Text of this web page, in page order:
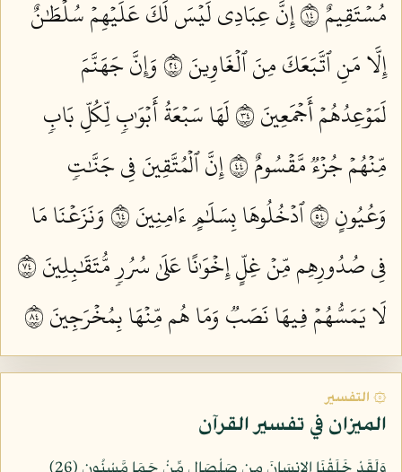
مُسۡتَقِيمٌ ٤١
إِنَّ عِبَادِي لَيۡسَ لَكَ عَلَيۡهِمۡ سُلۡطَٰنٌ
إِلَّا مَنِ ٱتَّبَعَكَ مِنَ ٱلۡغَاوِينَ ٤٢
وَإِنَّ جَهَنَّمَ
لَمَوۡعِدُهُمۡ أَجۡمَعِينَ ٤٣
لَهَا سَبۡعَةُ أَبۡوَٰبٖ لِّكُلِّ بَابٖ
مِّنۡهُمۡ جُزۡءٞ مَّقۡسُومٌ ٤٤
إِنَّ ٱلۡمُتَّقِينَ فِي جَنَّٰتٖ
وَعُيُونٍ ٤٥
ٱدۡخُلُوهَا بِسَلَٰمٍ ءَامِنِينَ ٤٦
وَنَزَعۡنَا مَا
فِي صُدُورِهِم مِّنۡ غِلٍّ إِخۡوَٰنًا عَلَىٰ سُرُرٖ مُّتَقَٰبِلِينَ ٤٧
لَا يَمَسُّهُمۡ فِيهَا نَصَبٞ وَمَا هُم مِّنۡهَا بِمُخۡرَجِينَ ٤٨
۞ التفسير
الميزان في تفسير القرآن